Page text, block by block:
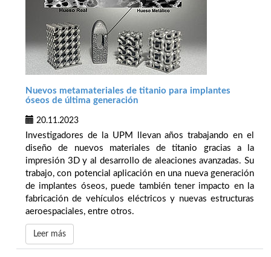
Nuevos metamateriales de titanio para implantes
óseos de última generación
20.11.2023
Investigadores de la UPM llevan años trabajando en el
diseño de nuevos materiales de titanio gracias a la
impresión 3D y al desarrollo de aleaciones avanzadas. Su
trabajo, con potencial aplicación en una nueva generación
de implantes óseos, puede también tener impacto en la
fabricación de vehículos eléctricos y nuevas estructuras
aeroespaciales, entre otros.
Leer más